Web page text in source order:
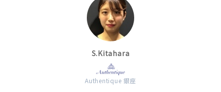
S.Kitahara
Authentique 銀座